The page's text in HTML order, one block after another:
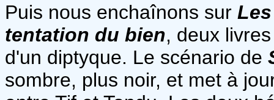
Puis nous enchaînons sur
tentation du bien, deux
d'un diptyque. Le scénario de
sombre, plus noir, et met à